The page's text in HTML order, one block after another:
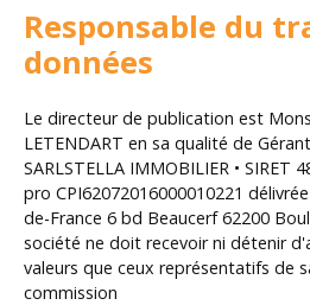
Responsable du
données
Le directeur de publication est
LETENDART en sa qualité de
SARLSTELLA IMMOBILIER • SIRET
pro CPI62072016000010221
de-France 6 bd Beaucerf 62200
société ne doit recevoir ni détenir
valeurs que ceux représentatifs de
commission